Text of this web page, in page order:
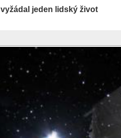
jeden lidský život